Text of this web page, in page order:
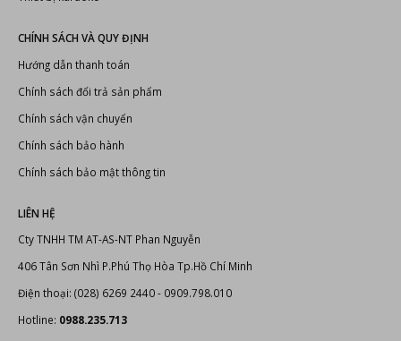
Hướng dẫn thanh toán
Chính sách đổi trả sản phẩm
Chính sách vận chuyển
Chính sách bảo hành
Chính sách bảo mật thông tin
Cty TNHH TM AT-AS-NT Phan Nguyễn
406 Tân Sơn Nhì P.Phú Thọ Hòa Tp.Hồ Chí Minh
Điện thoại: (028) 6269 2440 - 0909.798.010
Hotline:0988.235.713
Email: info@phannguyen.com.vn